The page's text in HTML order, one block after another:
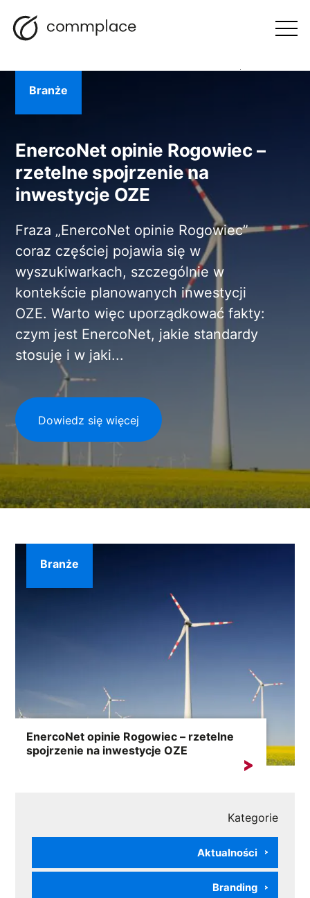
Przejdź
do
Nawigacja
BLOG
EnercoNet opinie Rogowiec –
rzetelne spojrzenie na
inwestycje OZE
Fraza „EnercoNet opinie Rogowiec”
coraz częściej pojawia się w
wyszukiwarkach, szczególnie w
kontekście planowanych inwestycji
OZE. Warto więc uporządkować fakty:
czym jest EnercoNet, jakie standardy
stosuje i w jaki...
Dowiedz się więcej
Branże
EnercoNet opinie Rogowiec – rzetelne
spojrzenie na inwestycje OZE
Branże
Kategorie
Aktualności
Branding